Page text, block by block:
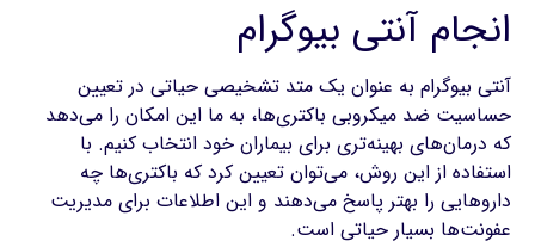
انجام آنتی بیوگرام
آنتی بیوگرام به عنوان یک متد تشخیصی حیاتی در تعیین
حساسیت ضد میکروبی باکتری‌ها، به ما این امکان را می‌دهد
که درمان‌های بهینه‌تری برای بیماران خود انتخاب کنیم. با
استفاده از این روش، می‌توان تعیین کرد که باکتری‌ها چه
داروهایی را بهتر پاسخ می‌دهند و این اطلاعات برای مدیریت
عفونت‌ها بسیار حیاتی است.